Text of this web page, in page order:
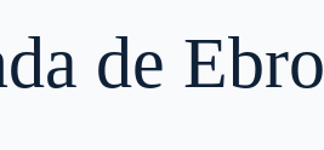
de Ebro